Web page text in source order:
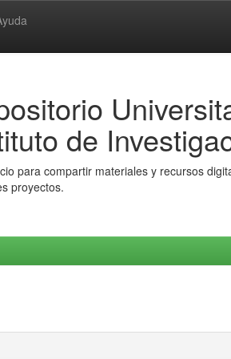
de
para compartir materiales y recursos
proyectos.